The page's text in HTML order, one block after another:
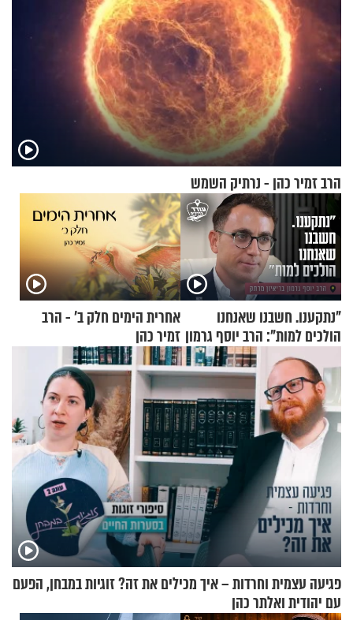
הרב זמיר כהן - נרתיק השמש
"נתקענו. חשבנו שאנחנו
הולכים למות": הרב יוסף גרמון
בריאיון מרתק
אחרית הימים חלק ב’ - הרב
זמיר כהן
פגיעה עצמית וחרדות – איך מכילים את זה? זוגיות במבחן, הפעם
עם יהודית ואלתר כהן